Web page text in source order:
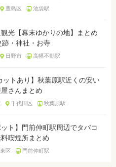
豊島区 池袋駅
光【幕末ゆかりの地】まとめ
・神社・お寺
日野市 高幡不動駅
ットあり】秋葉原駅近くの安い
さんまとめ
千代田区 秋葉原駅
ット】門前仲町駅周辺でタバコ
喫煙所まとめ
区 門前仲町駅